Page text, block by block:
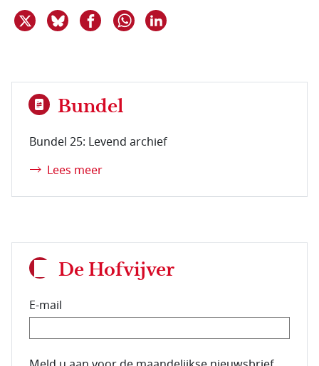
Deel dit item op X
Deel dit item op Bluesky
Deel dit item op Facebook
Delen via WhatsApp
Bundel
Bundel 25: Levend archief
Lees meer
De Hofvijver
E-mail